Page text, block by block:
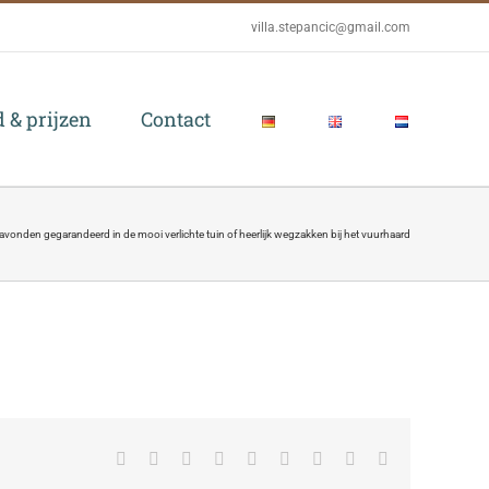
villa.stepancic@gmail.com
& prijzen Contact
gegarandeerd in de mooi verlichte tuin of heerlijk wegzakken bij het vuurhaard
Facebook
TwitterReddit LinkedInWhatsApp
TumblrPinterest